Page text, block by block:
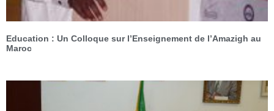
Education : Un Colloque sur l’Enseignement de l’Amazigh au
Maroc